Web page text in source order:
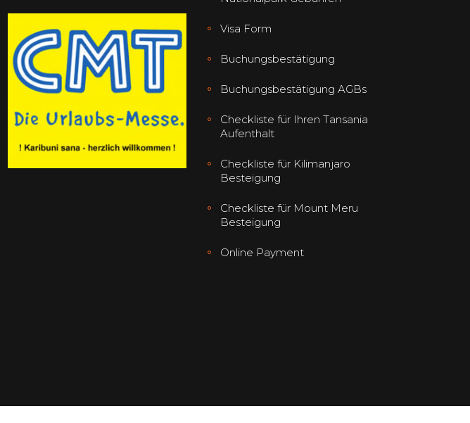
Visa Form
Buchungsbestätigung
Buchungsbestätigung AGBs
Checkliste für Ihren Tansania
Aufenthalt
Checkliste für Kilimanjaro
Besteigung
Checkliste für Mount Meru
Besteigung
Online Payment